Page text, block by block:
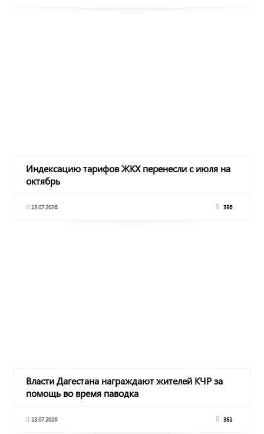
Индексацию тарифов ЖКХ перенесли с июля на
октябрь
13.07.2026 356
Власти Дагестана награждают жителей КЧР за
помощь во время паводка
13.07.2026 351